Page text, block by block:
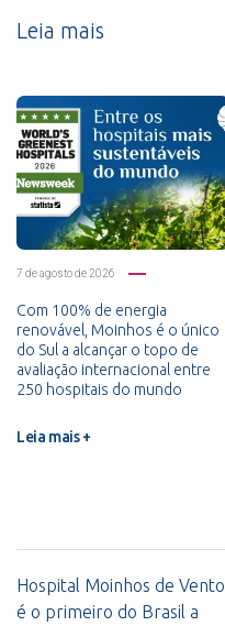
Leia mais
7 de agosto de 2026
Com 100% de energia
renovável, Moinhos é o único
do Sul a alcançar o topo de
avaliação internacional entre
250 hospitais do mundo
Leia mais +
Hospital Moinhos de Vento
é o primeiro do Brasil a